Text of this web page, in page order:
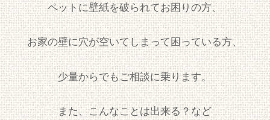
ペットに壁紙を破られてお困りの方、
お家の壁に穴が空いてしまって困っている方、
少量からでもご相談に乗ります。
また、こんなことは出来る？など